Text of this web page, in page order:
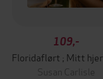
109,-
Susan Carlisle